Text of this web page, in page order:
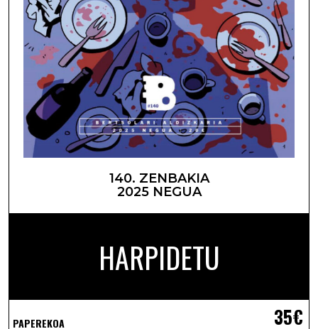
140. ZENBAKIA
2025 NEGUA
HARPIDETU
PAPEREKOA 35€